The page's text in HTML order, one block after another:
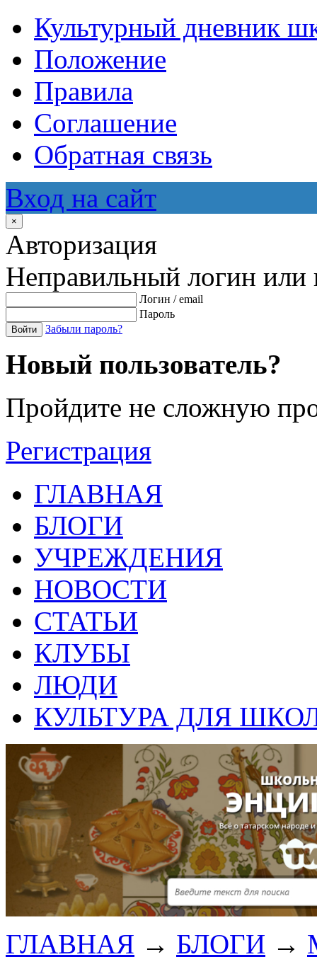
Культурный дневник
Положение
Правила
Соглашение
Обратная связь
Вход на сайт
×
Авторизация
Неправильный логин или
Логин / email
Пароль
Войти Забыли пароль?
Новый пользователь?
Пройдите не сложную
Регистрация
ГЛАВНАЯ
БЛОГИ
УЧРЕЖДЕНИЯ
НОВОСТИ
СТАТЬИ
КЛУБЫ
ЛЮДИ
КУЛЬТУРА ДЛЯ
ГЛАВНАЯ → БЛОГИ →